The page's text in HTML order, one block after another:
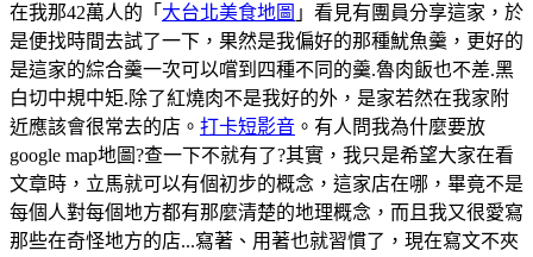
在我那42萬人的「 大台北美食地圖 」看見有團員分享這家，於
是便找時間去試了一下，果然是我偏好的那種魷魚羹，更好的
是這家的綜合羹一次可以嚐到四種不同的羹.魯肉飯也不差.黑
白切中規中矩.除了紅燒肉不是我好的外，是家若然在我家附
近應該會很常去的店。 打卡短影音 。有人問我為什麼要放
google map地圖?查一下不就有了?其實，我只是希望大家在看
文章時，立馬就可以有個初步的概念，這家店在哪，畢竟不是
每個人對每個地方都有那麼清楚的地理概念，而且我又很愛寫
那些在奇怪地方的店...寫著、用著也就習慣了，現在寫文不夾